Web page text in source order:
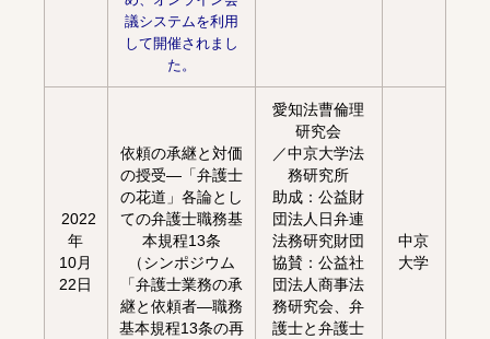
議システムを利用
して開催されまし
た。
2022
年
10月
22日
依頼の承継と対価
の授受―「弁護士
の花道」各論とし
ての弁護士職務基
本規程13条
（シンポジウム
「弁護士業務の承
継と依頼者―職務
基本規程13条の再
愛知法曹倫理
研究会
／中京大学法
務研究所
助成：公益財
団法人日弁連
法務研究財団
協賛：公益社
団法人商事法
務研究会、弁
護士と弁護士
中京
大学